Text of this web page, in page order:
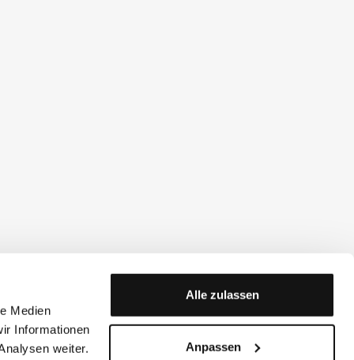
Medien
Informationen
weiter.
Alle zulassen
Anpassen